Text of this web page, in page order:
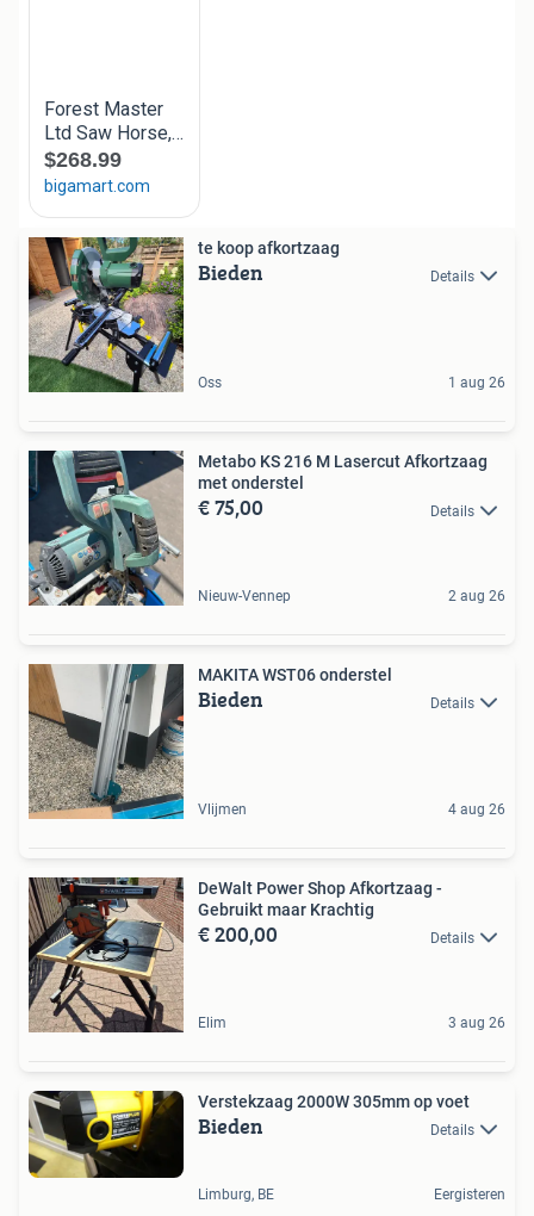
te koop afkortzaag
Bieden Details
Oss 1 aug 26
Metabo KS 216 M Lasercut Afkortzaag
met onderstel
€ 75,00 Details
Nieuw-Vennep 2 aug 26
MAKITA WST06 onderstel
Bieden Details
Vlijmen 4 aug 26
DeWalt Power Shop Afkortzaag -
Gebruikt maar Krachtig
€ 200,00 Details
Elim 3 aug 26
Verstekzaag 2000W 305mm op voet
Bieden Details
Limburg, BE Eergisteren